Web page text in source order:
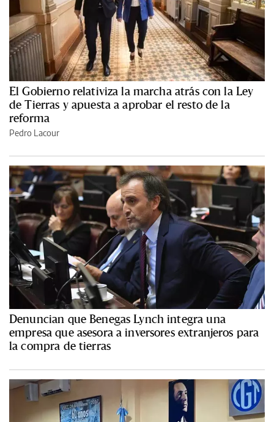
El Gobierno relativiza la marcha atrás con la Ley
de Tierras y apuesta a aprobar el resto de la
reforma
Pedro Lacour
Denuncian que Benegas Lynch integra una
empresa que asesora a inversores extranjeros para
la compra de tierras